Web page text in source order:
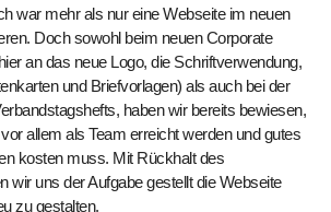
war mehr als nur eine Webseite im neuen
Doch sowohl beim neuen Corporate
an das neue Logo, die Schriftverwendung,
und Briefvorlagen) als auch bei der
haben wir bereits bewiesen,
allem als Team erreicht werden und gutes
kosten muss. Mit Rückhalt des
wir uns der Aufgabe gestellt die Webseite
zu gestalten.